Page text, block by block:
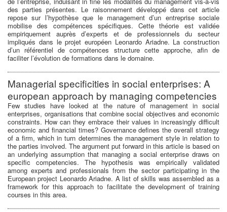
des parties présentes. Le raisonnement développé dans cet article
repose sur l’hypothèse que le management d’un entreprise sociale
mobilise des compétences spécifiques. Cette théorie est validée
empiriquement auprès d’experts et de professionnels du secteur
impliqués dans le projet européen Leonardo Ariadne. La construction
d’un référentiel de compétences structure cette approche, afin de
faciliter l’évolution de formations dans le domaine.
Managerial specificities in social enterprises: A
european approach by managing competencies
Few studies have looked at the nature of management in social
enterprises, organisations that combine social objectives and economic
constraints. How can they embrace their values in increasingly difficult
economic and financial times? Governance defines the overall strategy
of a firm, which in turn determines the management style in relation to
the parties involved. The argument put forward in this article is based on
an underlying assumption that managing a social enterprise draws on
specific competencies. The hypothesis was empirically validated
among experts and professionals from the sector participating in the
European project Leonardo Ariadne. A list of skills was assembled as a
framework for this approach to facilitate the development of training
courses in this area.